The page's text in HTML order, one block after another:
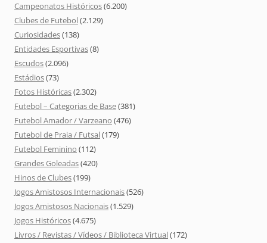
Campeonatos Históricos(6.200)
Clubes de Futebol(2.129)
Curiosidades(138)
Entidades Esportivas(8)
Escudos(2.096)
Estádios(73)
Fotos Históricas(2.302)
Futebol – Categorias de Base(381)
Futebol Amador / Varzeano (476)
Futebol de Praia / Futsal(179)
Futebol Feminino (112)
Grandes Goleadas(420)
Hinos de Clubes(199)
Jogos Amistosos Internacionais(526)
Jogos Amistosos Nacionais(1.529)
Jogos Históricos(4.675)
Livros / Revistas / Vídeos / Biblioteca Virtual(172)